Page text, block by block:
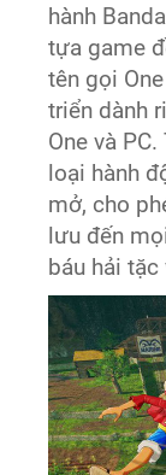
hành
tựa game
tên gọi
triển dành
One và
loại hành
mở, cho
lưu đến
báu hải